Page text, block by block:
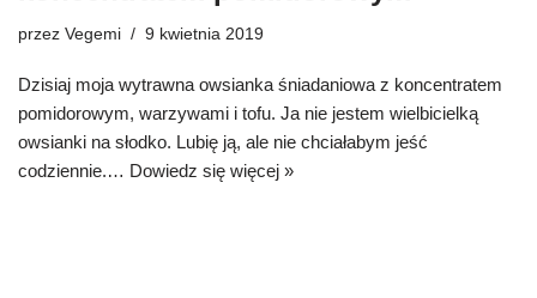
przez Vegemi 9 kwietnia 2019
Dzisiaj moja wytrawna owsianka śniadaniowa z koncentratem
pomidorowym, warzywami i tofu. Ja nie jestem wielbicielką
owsianki na słodko. Lubię ją, ale nie chciałabym jeść
codziennie.… Dowiedz się więcej »